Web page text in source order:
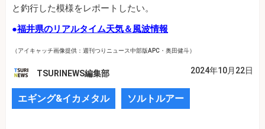
と釣行した模様をレポートしたい。
●福井県のリアルタイム天気＆風波情報
（アイキャッチ画像提供：週刊つりニュース中部版APC・奥田健斗）
TSURINEWS編集部 2024年10月22日
エギング&イカメタル ソルトルアー